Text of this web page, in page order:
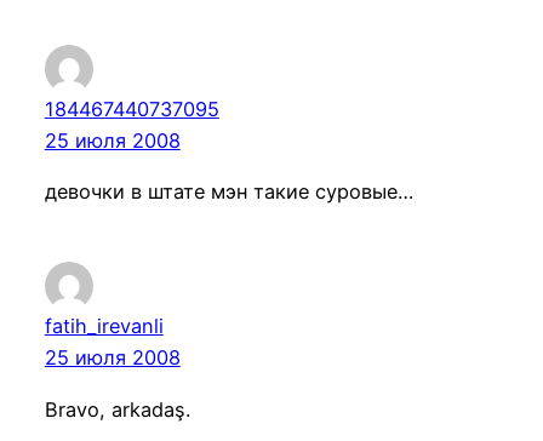
184467440737095
25 июля 2008
девочки в штате мэн такие суровые…
fatih_irevanli
25 июля 2008
Bravo, arkadaş.